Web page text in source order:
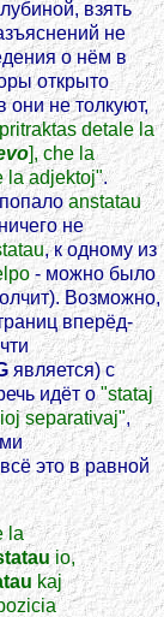
взять
не
о нём в
открыто
они не толкуют,
detale la
], che la
la adjektoj".
anstatau
не
, к одному из
- можно было
Возможно,
вперёд-
является) с
идёт о"stataj
separativaj",
это в равной
la
io,
kaj